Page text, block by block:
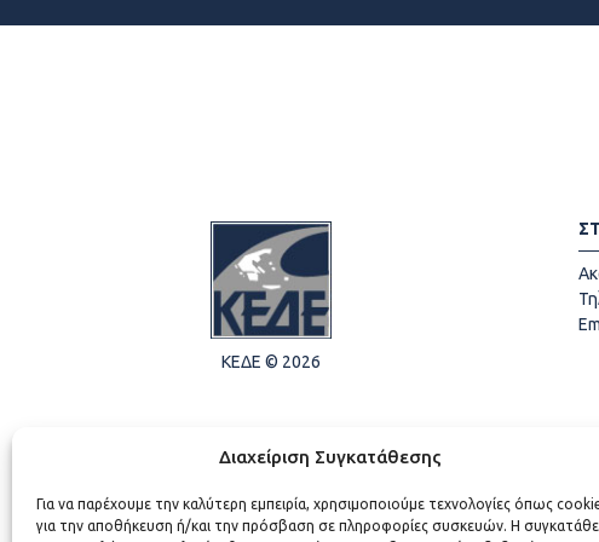
Διαχείριση Συγκατάθεσης
Για να παρέχουμε την καλύτερη εμπειρία, χρησιμοποιούμε τεχνολογίες όπως
για την αποθήκευση ή/και την πρόσβαση σε πληροφορίες συσκευών. Η
ΚΕΔΕ © 2026